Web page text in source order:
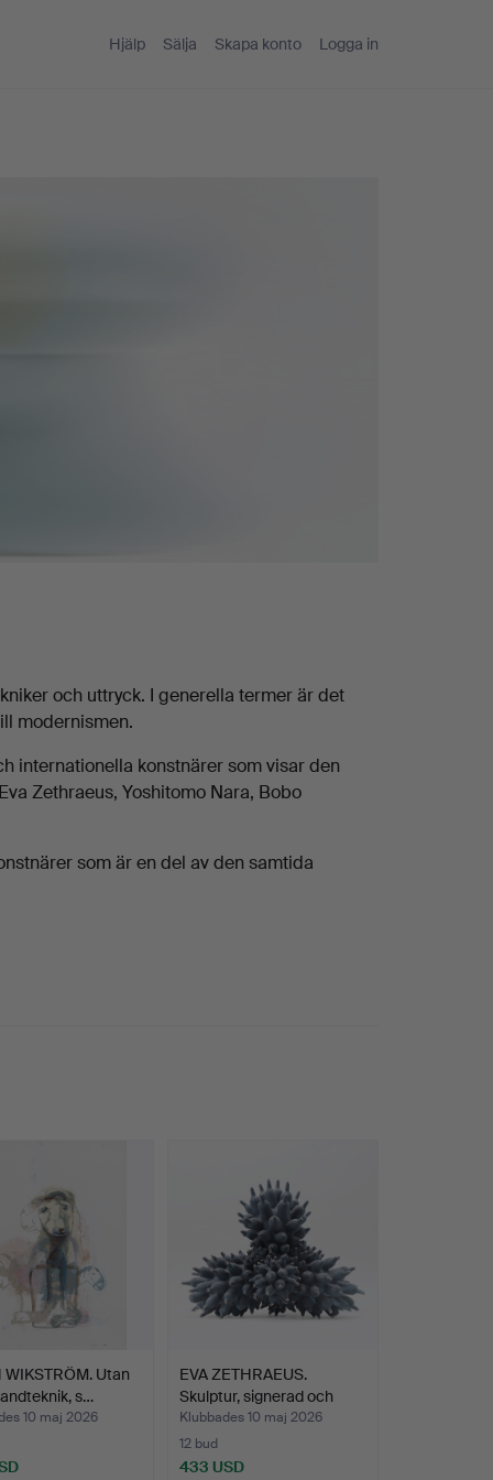
Hjälp Sälja Skapa konto Logga in
och uttryck. I generella termer är det
modernismen.
internationella konstnärer som visar den
Zethraeus, Yoshitomo Nara, Bobo
som är en del av den samtida
WIKSTRÖM. Utan
s…
10 maj 2026
EVA ZETHRAEUS.
Skulptur, signerad och
date…
Klubbades 10 maj 2026
12 bud
433 USD